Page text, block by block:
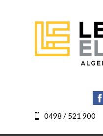
0498 / 521 900